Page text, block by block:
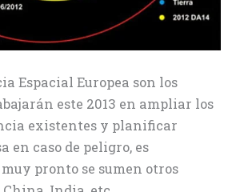
Espacial Europea son los
este 2013 en ampliar los
existentes y planificar
en caso de peligro, es
pronto se sumen otros